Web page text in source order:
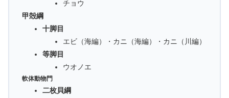
チョウ
甲殻綱
十脚目
エビ（海編）・カニ（海編）・カニ（川編）
等脚目
ウオノエ
軟体動物門
二枚貝綱